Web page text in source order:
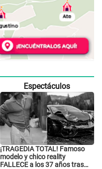
Espectáculos
¡TRAGEDIA TOTAL! Famoso
modelo y chico reality
FALLECE a los 37 años tras